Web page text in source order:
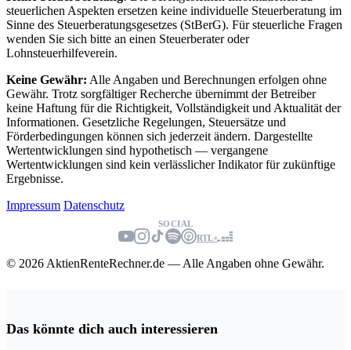
steuerlichen Aspekten ersetzen keine individuelle Steuerberatung im
Sinne des Steuerberatungsgesetzes (StBerG). Für steuerliche Fragen
wenden Sie sich bitte an einen Steuerberater oder
Lohnsteuerhilfeverein.
Keine Gewähr: Alle Angaben und Berechnungen erfolgen ohne
Gewähr. Trotz sorgfältiger Recherche übernimmt der Betreiber
keine Haftung für die Richtigkeit, Vollständigkeit und Aktualität der
Informationen. Gesetzliche Regelungen, Steuersätze und
Förderbedingungen können sich jederzeit ändern. Dargestellte
Wertentwicklungen sind hypothetisch — vergangene
Wertentwicklungen sind kein verlässlicher Indikator für zukünftige
Ergebnisse.
Impressum Datenschutz
SOCIAL
RTL+
© 2026 AktienRenteRechner.de — Alle Angaben ohne Gewähr.
Das könnte dich auch interessieren